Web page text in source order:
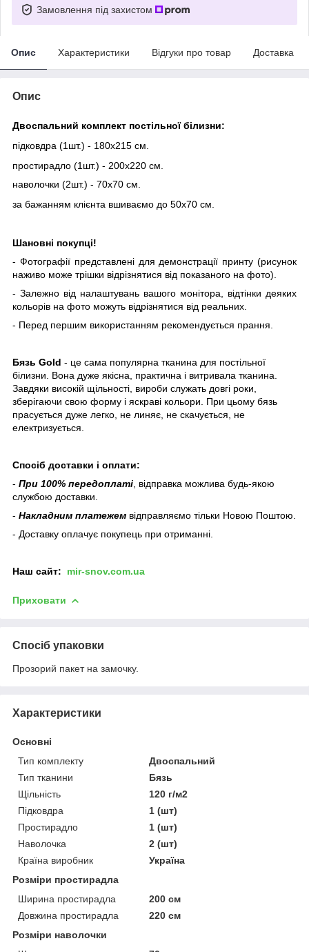
Замовлення під захистом
Опис Характеристики Відгуки про товар Доставка
Опис
Двоспальний комплект постільної білизни:
підковдра (1шт.) - 180х215 см.
простирадло (1шт.) - 200х220 см.
наволочки (2шт.) - 70х70 см.
за бажанням клієнта вшиваємо до 50х70 см.
Шановні покупці!
- Фотографії представлені для демонстрації принту (рисунок
наживо може трішки відрізнятися від показаного на фото).
- Залежно від налаштувань вашого монітора, відтінки деяких
кольорів на фото можуть відрізнятися від реальних.
- Перед першим використанням рекомендується прання.
Бязь Gold - це сама популярна тканина для постільної
білизни. Вона дуже якісна, практична і витривала тканина.
Завдяки високій щільності, вироби служать довгі роки,
зберігаючи свою форму і яскраві кольори. При цьому бязь
прасується дуже легко, не линяє, не скачується, не
електризується.
Спосіб доставки і оплати:
- При 100% передоплаті , відправка можлива будь-якою
службою доставки.
- Накладним платежем відправляємо тільки Новою Поштою.
- Доставку оплачує покупець при отриманні.
Наш сайт: mir-snov.com.ua
Приховати
Спосіб упаковки
Прозорий пакет на замочку.
Характеристики
Основні
Тип комплекту
Двоспальний
Тип тканини
Бязь
Щільність
120 г/м2
Підковдра
1 (шт)
Простирадло
1 (шт)
Наволочка
2 (шт)
Країна виробник
Україна
Розміри простирадла
Ширина простирадла
200 см
Довжина простирадла
220 см
Розміри наволочки